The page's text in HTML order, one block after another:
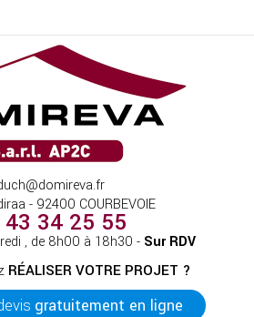
- 92400 COURBEVOIE
34 25 55
, de 8h00 à 18h30 - Sur RDV
RÉALISER VOTRE PROJET ?
gratuitement en ligne